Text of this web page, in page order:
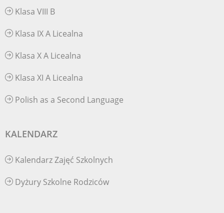
Klasa VIII B
Klasa IX A Licealna
Klasa X A Licealna
Klasa XI A Licealna
Polish as a Second Language
KALENDARZ
Kalendarz Zajęć Szkolnych
Dyżury Szkolne Rodziców